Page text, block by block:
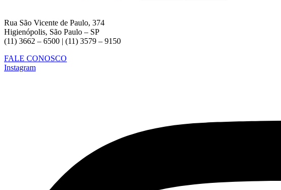
Rua São Vicente de Paulo, 374
Higienópolis, São Paulo – SP
(11) 3662 – 6500 | (11) 3579 – 9150
FALE CONOSCO
Instagram